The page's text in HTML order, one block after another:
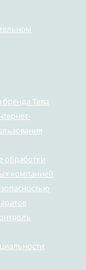
Тева
обработки
компанией